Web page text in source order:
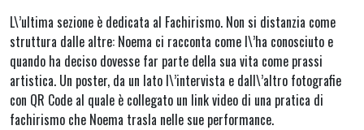
L\’ultima sezione è dedicata al Fachirismo. Non si distanzia come
struttura dalle altre: Noema ci racconta come l\’ha conosciuto e
quando ha deciso dovesse far parte della sua vita come prassi
artistica. Un poster, da un lato l\’intervista e dall\’altro fotografie
con QR Code al quale è collegato un link video di una pratica di
fachirismo che Noema trasla nelle sue performance.